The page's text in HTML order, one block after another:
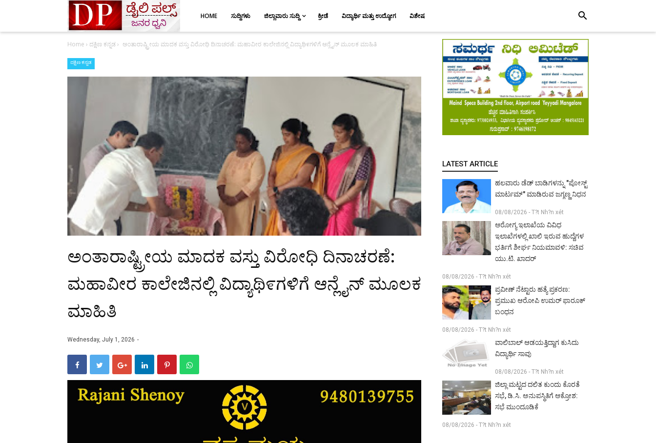
HOME ಸುದ್ದಿಗಳು ಜಿಲ್ಲಾವಾರು ಸುದ್ದಿ ಕ್ರೀಡೆ ವಿದ್ಯಾರ್ಥಿ ಮತ್ತು ಉದ್ಯೋಗ ವಿಶೇಷ search
Home › ದಕ್ಷಿಣ ಕನ್ನಡ› ಅಂತಾರಾಷ್ಟ್ರೀಯ ಮಾದಕ ವಸ್ತು ವಿರೋಧಿ ದಿನಾಚರಣೆ: ಮಹಾವೀರ ಕಾಲೇಜಿನಲ್ಲಿ ವಿದ್ಯಾಥಿ೯ಗಳಿಗೆ ಆನ್ಲೈನ್ ಮೂಲಕ ಮಾಹಿತಿ
ದಕ್ಷಿಣ ಕನ್ನಡ
ಅಂತಾರಾಷ್ಟ್ರೀಯ ಮಾದಕ ವಸ್ತು ವಿರೋಧಿ ದಿನಾಚರಣೆ:
ಮಹಾವೀರ ಕಾಲೇಜಿನಲ್ಲಿ ವಿದ್ಯಾಥಿ೯ಗಳಿಗೆ ಆನ್ಲೈನ್ ಮೂಲಕ
ಮಾಹಿತಿ
Wednesday, July 1, 2026
LATEST ARTICLE
ಹಲವಾರು ಡೆಡ್ ಬಾಡಿಗಳನ್ನು "ಪೋಸ್ಟ್
ಮಾರ್ಟಮ್" ಮಾಡಿರುವ ಜಗ್ಗಣ್ಣ ನಿಧನ
08/08/2026 - T?t Nh?n xét
ಆರೋಗ್ಯ ಇಲಾಖೆಯ ವಿವಿಧ
ಇಲಾಖೆಗಳಲ್ಲಿ ಖಾಲಿ ಇರುವ ಹುದ್ದೆಗಳ
ಭರ್ತಿಗೆ ಶೀರ್ಘ ನಿಯಮಾವಳಿ: ಸಚಿವ
ಯು.ಟಿ. ಖಾದರ್
08/08/2026 - T?t Nh?n xét
ಪ್ರವೀಣ್ ನೆಟ್ಟಾರು ಹತ್ಯೆ ಪ್ರಕರಣ:
ಪ್ರಮುಖ ಆರೋಪಿ ಉಮರ್ ಫಾರೂಕ್
ಬಂಧನ
08/08/2026 - T?t Nh?n xét
ವಾಲಿಬಾಲ್ ಆಡಯತ್ತಿದ್ದಾಗ ಕುಸಿದು
ವಿದ್ಯಾರ್ಥಿ ಸಾವು
08/08/2026 - T?t Nh?n xét
ಜಿಲ್ಲಾ ಮಟ್ಟದ ದಲಿತ ಕುಂದು ಕೊರತೆ
ಸಭೆ, ಡಿ.ಸಿ. ಅನುಪಸ್ಥಿತಿಗೆ ಆಕ್ರೋಶ:
ಸಭೆ ಮುಂದೂಡಿಕೆ
08/08/2026 - T?t Nh?n xét